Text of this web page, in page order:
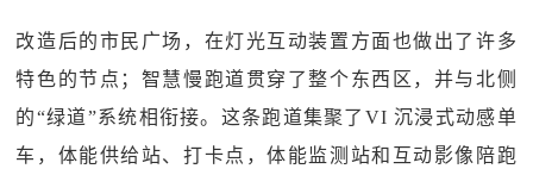
改造后的市民广场，在灯光互动装置方面也做出了许多
特色的节点；智慧慢跑道贯穿了整个东西区，并与北侧
的“绿道”系统相衔接。这条跑道集聚了VI 沉浸式动感单
车，体能供给站、打卡点，体能监测站和互动影像陪跑